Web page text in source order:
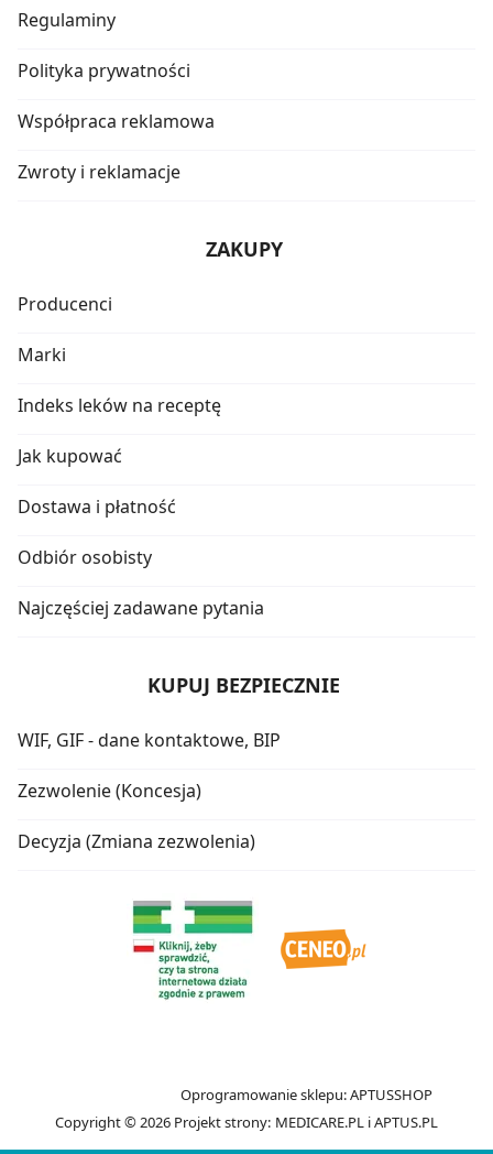
Regulaminy
Polityka prywatności
Współpraca reklamowa
Zwroty i reklamacje
ZAKUPY
Producenci
Marki
Indeks leków na receptę
Jak kupować
Dostawa i płatność
Odbiór osobisty
Najczęściej zadawane pytania
KUPUJ BEZPIECZNIE
WIF, GIF - dane kontaktowe, BIP
Zezwolenie (Koncesja)
Decyzja (Zmiana zezwolenia)
Copyright © 2026
Oprogramowanie sklepu:APTUSSHOP
Projekt strony: MEDICARE.PL iAPTUS.PL